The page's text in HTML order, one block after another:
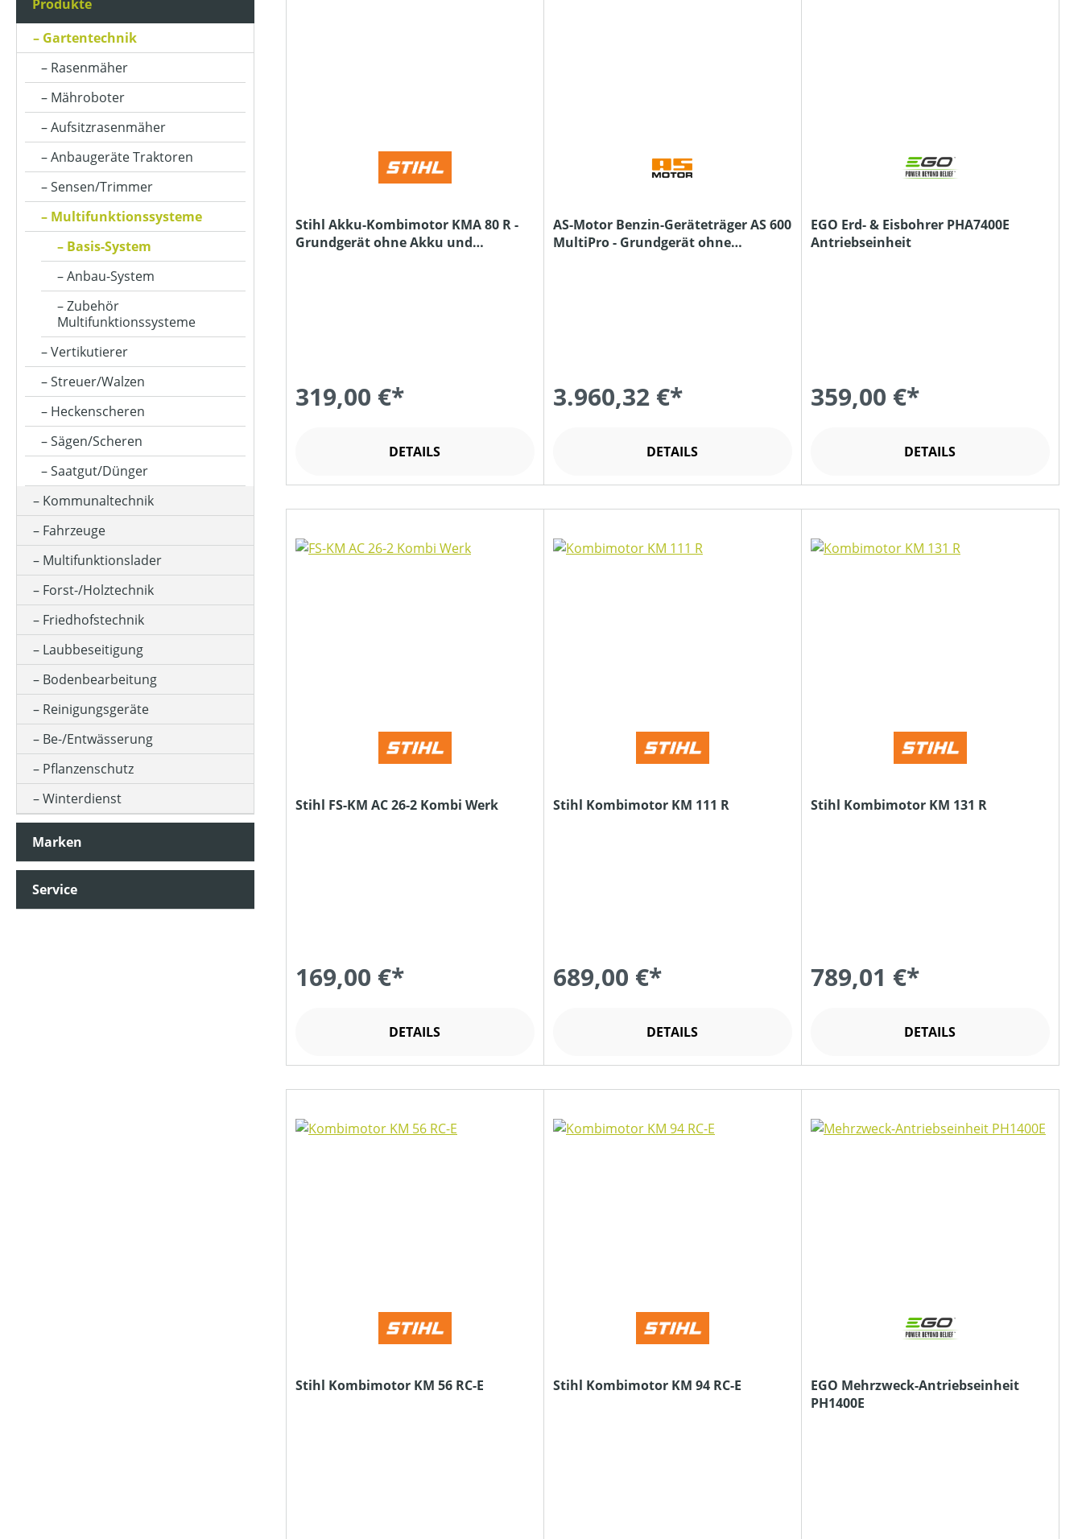
ARBEITSSTUFENANZAHL
BETRIEBSART
FARBE (GERÄT)
KLASSIFIZIERUNG
MOTORLEISTUNG (IN PS)
MOTORLEISTUNG (IN WATT)
MOTORLEISTUNG (IN KW)
MOTORTYP (HERSTELLERBEZEICHNUNG)
NENNSPANNUNG (IN V)
SCHALLDRUCKPEGEL AM OHR (IN DB(A))
PREIS
Produkte
Gartentechnik
Rasenmäher
Mähroboter
Aufsitzrasenmäher
Anbaugeräte Traktoren
Sensen/Trimmer
Multifunktionssysteme
Basis-System
Anbau-System
Zubehör
Multifunktionssysteme
Vertikutierer
Streuer/Walzen
Heckenscheren
Sägen/Scheren
Saatgut/Dünger
Kommunaltechnik
Fahrzeuge
Multifunktionslader
Forst-/Holztechnik
Friedhofstechnik
Laubbeseitigung
Bodenbearbeitung
Reinigungsgeräte
Be-/Entwässerung
Pflanzenschutz
Winterdienst
Marken
Service
Stihl Akku-Kombimotor KMA 80 R -
Grundgerät ohne Akku und
319,00 €*
DETAILS
AS-Motor Benzin-Geräteträger AS 600
MultiPro - Grundgerät ohne
3.960,32 €*
DETAILS
EGO Erd- & Eisbohrer PHA7400E
Antriebseinheit
359,00 €*
DETAILS
Stihl FS-KM AC 26-2 Kombi Werk
169,00 €*
DETAILS
Stihl Kombimotor KM 111 R
689,00 €*
DETAILS
Stihl Kombimotor KM 131 R
789,01 €*
DETAILS
Stihl Kombimotor KM 56 RC-E Stihl Kombimotor KM 94 RC-E
EGO Mehrzweck-Antriebseinheit
PH1400E